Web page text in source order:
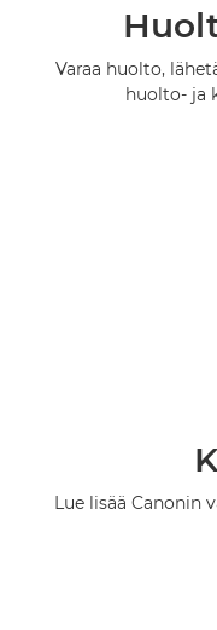
Varaa huolto,
huolto- ja
Lue lisää Canonin